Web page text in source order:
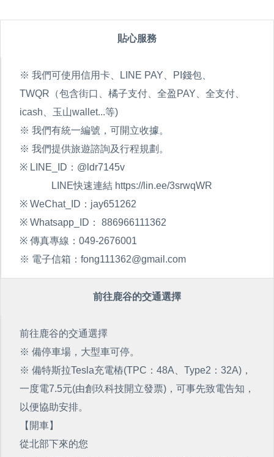
貼心服務
※ 我們可使用信用卡、LINE PAY、PI錢包、
TWQR（包含街口、橘子支付、全盈PAY、全支付、
icash、玉山wallet...等)
※ 我們有統一編號，可開立收據。
※ 我們提供旅遊諮詢及行程規劃。
※ LINE_ID：@ldr7145v
LINE快速連結 https://lin.ee/3srwqWR
※ WeChat_ID：jay651262
※ Whatsapp_ID： 886966111362
※ 傳真專線：049-2676001
※ 電子信箱：fong111362@gmail.com
前往鹿谷的交通選擇
前往鹿谷的交通選擇
※ 備停車場，大型車可停。
※ 備特斯拉Tesla充電樁(TPC：48A、Type2：32A)，
一度電7.5元(由創玖科技開立發票)，可事先致電告知，
以便協助安排。
【開車】
從北部下來的您